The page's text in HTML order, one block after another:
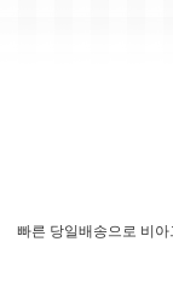
빠른 당일배송으로 비